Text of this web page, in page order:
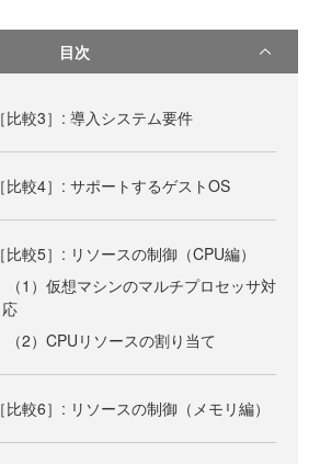
目次
［比較3］: 導入システム要件
［比較4］: サポートするゲストOS
［比較5］: リソースの制御（CPU編）
（1）仮想マシンのマルチプロセッサ対
応
（2）CPUリソースの割り当て
［比較6］: リソースの制御（メモリ編）